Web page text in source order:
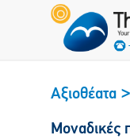
Αξιοθέατα >
Μοναδικές